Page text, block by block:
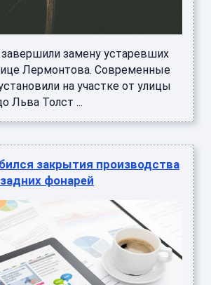
замену устаревших
Лермонтова. Современные
на участке от улицы
Льва Толст ...
закрытия производства
фонарей